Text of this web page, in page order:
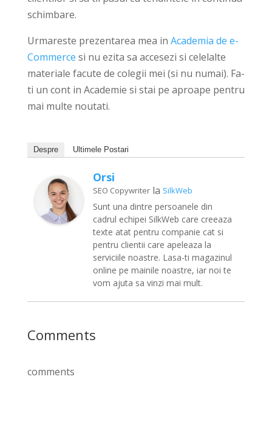
schimbare.
Urmareste prezentarea mea in Academia de e-
Commerce si nu ezita sa accesezi si celelalte
materiale facute de colegii mei (si nu numai). Fa-
ti un cont in Academie si stai pe aproape pentru
mai multe noutati.
Despre Ultimele Postari
Orsi
SEO Copywriterla SilkWeb
Sunt una dintre persoanele din
cadrul echipei SilkWeb care creeaza
texte atat pentru companie cat si
pentru clientii care apeleaza la
serviciile noastre. Lasa-ti magazinul
online pe mainile noastre, iar noi te
vom ajuta sa vinzi mai mult.
Comments
comments